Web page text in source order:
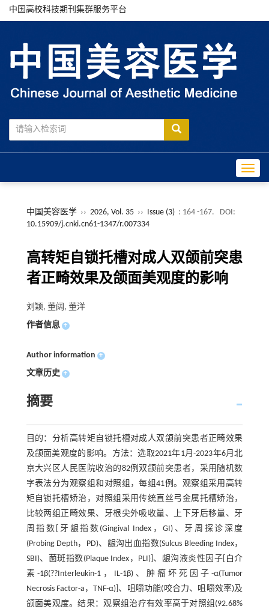
中国高校科技期刊集群服务平台
中国美容医学 ›› 2026, Vol. 35 ›› Issue (3) : 164 -167.
DOI:
10.15909/j.cnki.cn61-1347/r.007334
高转矩自锁托槽对成人双颌前突患
者正畸效果及颌面美观度的影响
刘颖, 董阔, 董洋
作者信息 +
Author information +
文章历史 +
摘要
目的：分析高转矩自锁托槽对成人双颌前突患者正畸效果
及颌面美观度的影响。方法：选取2021年1月-2023年6月北
京大兴区人民医院收治的82例双颌前突患者，采用随机数
字表法分为观察组和对照组，每组41例。观察组采用高转
矩自锁托槽矫治，对照组采用传统直丝弓金属托槽矫治，
比较两组正畸效果、牙根尖外吸收量、上下牙后移量、牙
周指数[牙龈指数(Gingival Index，GI)、牙周探诊深度
(Probing Depth，PD)、龈沟出血指数(Sulcus Bleeding Index，
SBI)、菌斑指数(Plaque Index，PLI)]、龈沟液炎性因子[白介
素-1β(??Interleukin-1，IL-1β)、肿瘤坏死因子-α(Tumor
Necrosis Factor-a，TNF-α)]、咀嚼功能(咬合力、咀嚼效率)及
颌面美观度。结果：观察组治疗有效率高于对照组(92.68%